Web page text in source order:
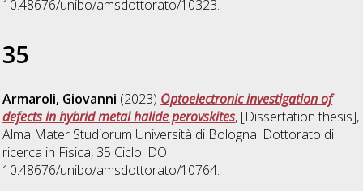
10.48676/unibo/amsdottorato/10323.
35
Armaroli, Giovanni (2023) Optoelectronic investigation of
defects in hybrid metal halide perovskites, [Dissertation thesis],
Alma Mater Studiorum Università di Bologna. Dottorato di
ricerca in Fisica, 35 Ciclo. DOI
10.48676/unibo/amsdottorato/10764.